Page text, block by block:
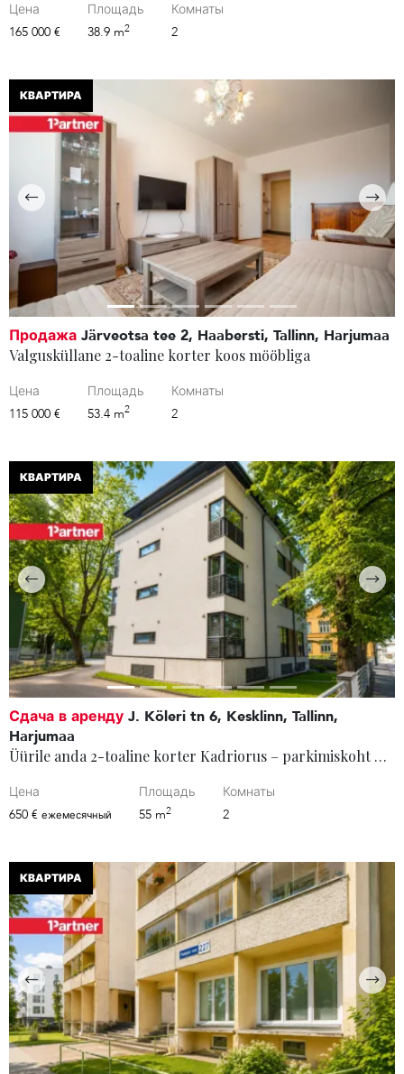
Цена
165 000 €
Площадь
38.9 m2
Комнаты
2
КВАРТИРА
Продажа Järveotsa tee 2, Haabersti, Tallinn, Harjumaa
Valgusküllane 2-toaline korter koos mööbliga
Цена
115 000 €
Площадь
53.4 m2
Комнаты
2
КВАРТИРА
Сдача в аренду J. Köleri tn 6, Kesklinn, Tallinn,
Harjumaa
Üürile anda 2-toaline korter Kadriorus – parkimiskoht hoovis
Цена
650 € ежемесячный
Площадь
55 m2
Комнаты
2
КВАРТИРА